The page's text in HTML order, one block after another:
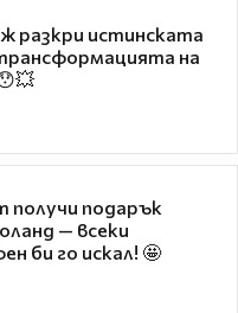
разкри истинската
на
получи подарък
— всеки
би го искал! 🤩